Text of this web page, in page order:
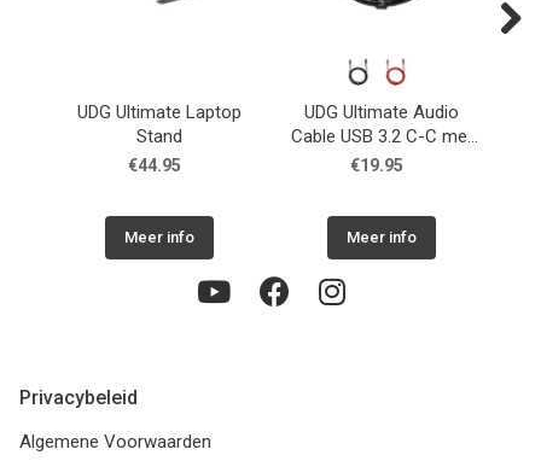
UDG Ultimate Laptop
Stand
€44.95
Meer info
UDG Ultimate Audio
Cable USB 3.2 C-C met
rechte aansluiting
€19.95
Meer info
Privacybeleid
Algemene Voorwaarden